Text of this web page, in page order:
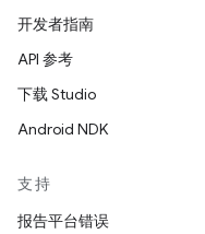
开发者指南
API 参考
下载 Studio
Android NDK
支持
报告平台错误